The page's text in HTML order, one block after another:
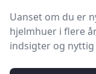
Uanset om du er
hjelmhuer i flere
indsigter og nyttig